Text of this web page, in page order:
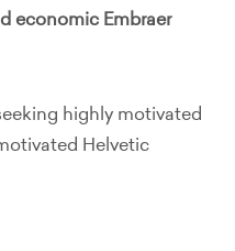
economic Embraer
highly motivated
Helvetic